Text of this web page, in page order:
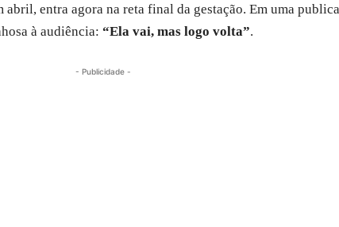
entra agora na reta final da gestação. Em uma
à audiência: “Ela vai, mas logo volta”.
- Publicidade -